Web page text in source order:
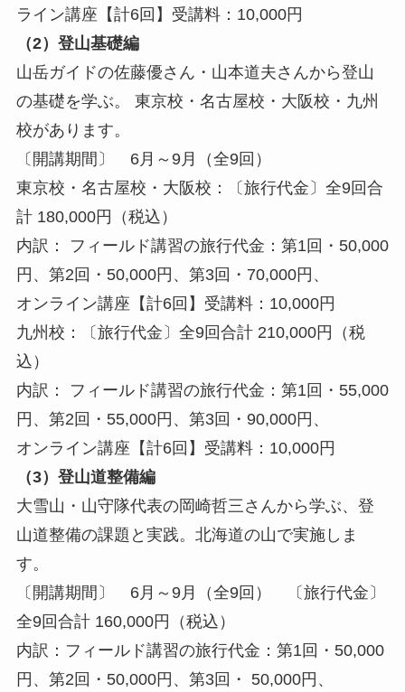
ライン講座【計6回】受講料：10,000円
（2）登山基礎編
山岳ガイドの佐藤優さん・山本道夫さんから登山
の基礎を学ぶ。 東京校・名古屋校・大阪校・九州
校があります。
〔開講期間〕 6月～9月（全9回）
東京校・名古屋校・大阪校：〔旅行代金〕全9回合
計 180,000円（税込）
内訳： フィールド講習の旅行代金：第1回・50,000
円、第2回・50,000円、第3回・70,000円、
オンライン講座【計6回】受講料：10,000円
九州校：〔旅行代金〕全9回合計 210,000円（税
込）
内訳： フィールド講習の旅行代金：第1回・55,000
円、第2回・55,000円、第3回・90,000円、
オンライン講座【計6回】受講料：10,000円
（3）登山道整備編
大雪山・山守隊代表の岡崎哲三さんから学ぶ、登
山道整備の課題と実践。北海道の山で実施しま
す。
〔開講期間〕 6月～9月（全9回） 〔旅行代金〕
全9回合計 160,000円（税込）
内訳：フィールド講習の旅行代金：第1回・50,000
円、第2回・50,000円、第3回・ 50,000円、